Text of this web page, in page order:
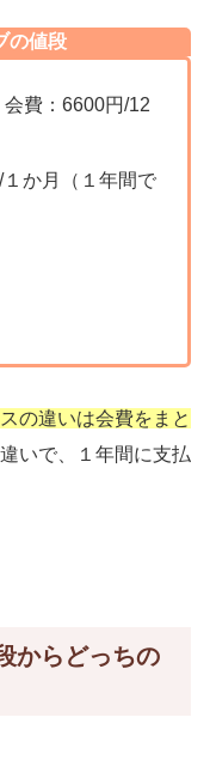
の値段
会費：6600円/12
か月（１年間で
の違いは会費をまと
いで、１年間に支払
からどっちの